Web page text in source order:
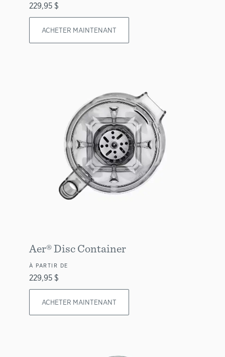
229,95 $
ACHETER MAINTENANT
Aer® Disc Container
À PARTIR DE
229,95 $
ACHETER MAINTENANT